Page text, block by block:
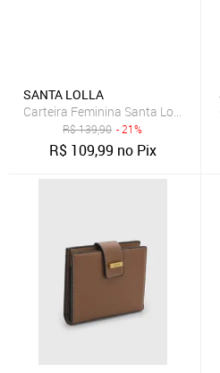
SANTA LOLLA
Carteira Feminina Santa Lolla
R$139,90 - 21%
R$ 109,99 no Pix